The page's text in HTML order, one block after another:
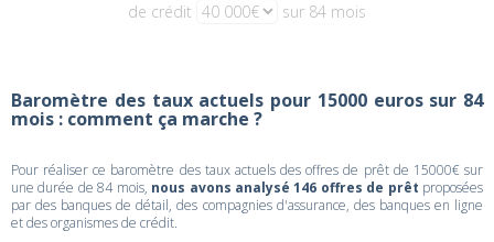
de crédit
sur 84 mois
Baromètre des taux actuels pour 15000 euros sur 84
mois : comment ça marche ?
Pour réaliser ce baromètre des taux actuels des offres de prêt de 15000€ sur
une durée de 84 mois, nous avons analysé 146 offres de prêt proposées
par des banques de détail, des compagnies d'assurance, des banques en ligne
et des organismes de crédit.